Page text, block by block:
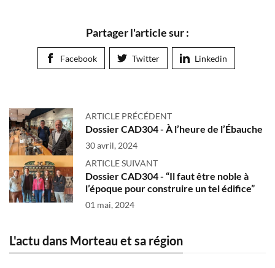
Partager l'article sur :
Facebook Twitter Linkedin
ARTICLE PRÉCÉDENT
Dossier CAD304 - À l’heure de l’Ébauche
30 avril, 2024
ARTICLE SUIVANT
Dossier CAD304 - “Il faut être noble à
l’époque pour construire un tel édifice”
01 mai, 2024
L'actu dans Morteau et sa région